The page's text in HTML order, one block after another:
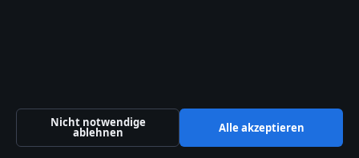
Über uns
Redaktion
Nicht notwendige
ablehnen Alle akzeptieren